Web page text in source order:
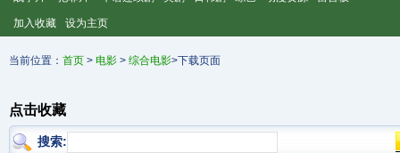
加入收藏 设为主页
当前位置： 首页 > 电影 > 综合电影>下载页面
点击收藏
搜索: